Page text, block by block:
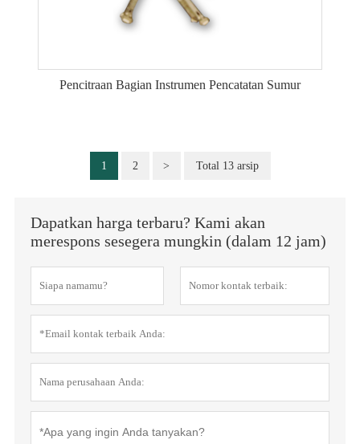
Pencitraan Bagian Instrumen Pencatatan Sumur
1 2 > Total 13 arsip
Dapatkan harga terbaru? Kami akan
merespons sesegera mungkin (dalam 12 jam)